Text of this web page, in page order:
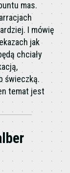
mas.
I mówię
jak
chciały
świeczką.
temat jest